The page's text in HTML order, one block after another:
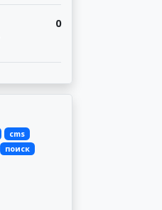
0
cms
поиск